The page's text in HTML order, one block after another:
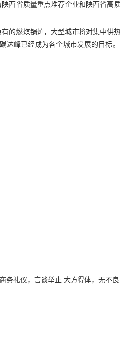
西省质量重点堆荐企业和陕西省高
的燃煤锅炉，大型城市将对集中供
峰已经成为各个城市发展的目标
务礼仪，言谈举止 大方得体，无不良